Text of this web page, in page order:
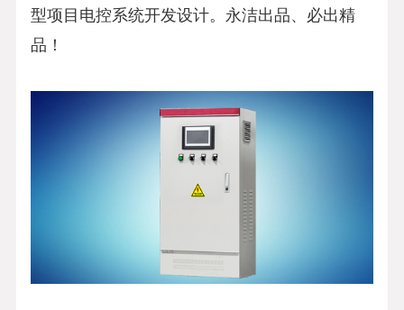
型项目电控系统开发设计。永洁出品、必出精
品！